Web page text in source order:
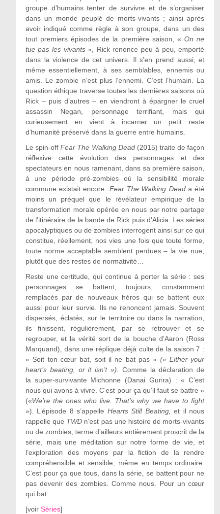
groupe d’humains tenter de survivre et de s’organiser
dans un monde peuplé de morts-vivants ; ainsi après
avoir indiqué comme règle à son groupe, dans un des
tout premiers épisodes de la première saison, «On ne
tue pas les vivants», Rick renonce peu à peu, emporté
dans la violence de cet univers. Il s’en prend aussi, et
même essentiellement, à ses semblables, ennemis ou
amis. Le zombie n’est plus l’ennemi. C’est l’humain. La
question éthique traverse toutes les dernières saisons où
Rick – puis d’autres – en viendront à épargner le cruel
assassin Negan, personnage terrifiant, mais qui
curieusement en vient à incarner un petit reste
d’humanité préservé dans la guerre entre humains.
Le spin-offFear The Walking Dead(2015) traite de façon
réflexive cette évolution des personnages et des
spectateurs en nous ramenant, dans sa première saison,
à une période pré-zombies où la sensibilité morale
commune existait encore. Fear The Walking Deada été
moins un préquel que le révélateur empirique de la
transformation morale opérée en nous par notre partage
de l’itinéraire de la bande de Rick puis d’Alicia. Les séries
apocalyptiques ou de zombies interrogent ainsi sur ce qui
constitue, réellement, nos vies une fois que toute forme,
toute norme acceptable semblent perdues – la vie nue,
plutôt que des restes de normativité…
Reste une certitude, qui continue à porter la série : ses
personnages se battent, toujours, constamment
remplacés par de nouveaux héros qui se battent eux
aussi pour leur survie. Ils ne renoncent jamais. Souvent
dispersés, éclatés, sur le territoire ou dans la narration,
ils finissent, régulièrement, par se retrouver et se
regrouper, et la vérité sort de la bouche d’Aaron (Ross
Marquand), dans une réplique déjà culte de la saison 7 :
« Soit ton cœur bat, soit il ne bat pas » (« Either your
heart’s beating, or it isn’t »).
Comme la déclaration de
la super-survivante Michonne (Danai Gurira) : « C’est
nous qui avons à vivre. C’est pour ça qu’il faut se battre »
(«We’re the ones who live. That’s why we have to fight
»). L’épisode 8 s’appelle Hearts Still Beating,
et il nous
rappelle que TWD n’est pas une histoire de morts-vivants
ou de zombies, terme d’ailleurs entièrement proscrit de la
série, mais une méditation sur notre forme de vie, et
l’exploration des moyens par la fiction de la rendre
compréhensible et sensible, même en temps ordinaire.
C’est pour ça que tous, dans la série, se battent pour ne
pas devenir des zombies. Comme nous. Pour un cœur
qui bat.
[voir Séries]